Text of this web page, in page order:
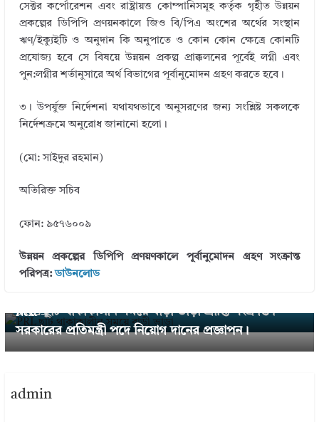
সেক্টর কর্পোরেশন এবং রাষ্ট্রায়ত্ত কোম্পানিসমূহ কর্তৃক গৃহীত উন্নয়ন
প্রকল্পের ডিপিপি প্রণয়নকালে জিও বি/পিএ অংশের অর্থের সংস্থান
ঋণ/ইক্যুইটি ও অনুদান কি অনুপাতে ও কোন কোন ক্ষেত্রে কোনটি
প্রযোজ্য হবে সে বিষয়ে উন্নয়ন প্রকল্প প্রাক্কলনের পূর্বেই লগ্নী এবং
পুন:লগ্নীর শর্তানুসারে অর্থ বিভাগের পূর্বানুমোদন গ্রহণ করতে হবে।
৩। উপর্যুক্ত নির্দেশনা যথাযথভাবে অনুসরণের জন্য সংশ্লিষ্ট সকলকে
নির্দেশক্রমে অনুরোধ জানানো হলো।
(মো: সাইদুর রহমান)
অতিরিক্ত সচিব
ফোন: ৯৫৭৬০০৯
উন্নয়ন প্রকল্পের ডিপিপি প্রণয়ণকালে পূর্বানুমোদন গ্রহণ সংক্রান্ত
পরিপত্র:ডাউনলোড
PRL ছুটি থাকাকালীন সময়ে বাড়ী ভাড়া প্রাপ্তি সংক্রান্ত।
Next →
সরকারের প্রতিমন্ত্রী পদে নিয়োগ দানের প্রজ্ঞাপন।
admin